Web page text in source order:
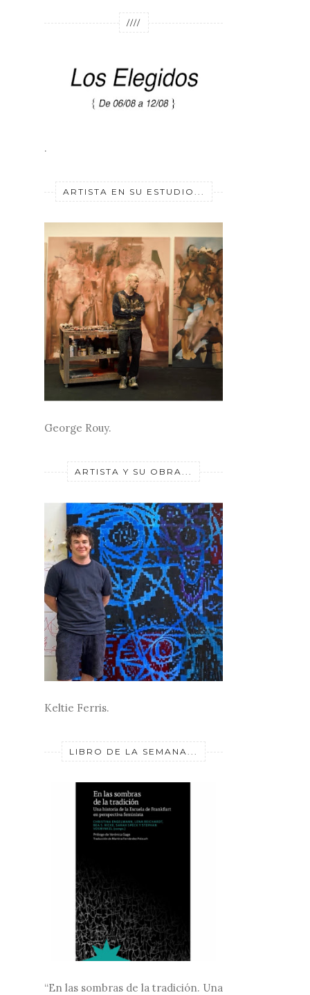
////
.
ARTISTA EN SU ESTUDIO...
George Rouy.
ARTISTA Y SU OBRA...
Keltie Ferris.
LIBRO DE LA SEMANA...
“En las sombras de la tradición. Una